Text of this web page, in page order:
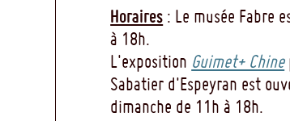
Horaires : Le musée Fabre
à 18h.
L'exposition Guimet+ Chine
Sabatier d'Espeyran est
dimanche de 11h à 18h.